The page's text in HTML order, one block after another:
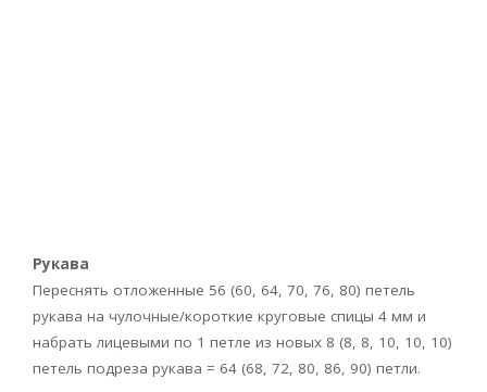
Рукава
Переснять отложенные 56 (60, 64, 70, 76, 80) петель
рукава на чулочные/короткие круговые спицы 4 мм и
набрать лицевыми по 1 петле из новых 8 (8, 8, 10, 10, 10)
петель подреза рукава = 64 (68, 72, 80, 86, 90) петли.